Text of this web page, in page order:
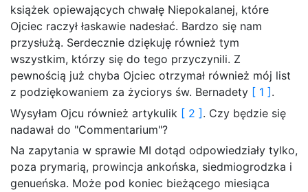
książek opiewających chwałę Niepokalanej, które
Ojciec raczył łaskawie nadesłać. Bardzo się nam
przysłużą. Serdecznie dziękuję również tym
wszystkim, którzy się do tego przyczynili. Z
pewnością już chyba Ojciec otrzymał również mój list
z podziękowaniem za życiorys św. Bernadety [ 1 ] .
Wysyłam Ojcu również artykulik [ 2 ]. Czy będzie się
nadawał do "Commentarium"?
Na zapytania w sprawie MI dotąd odpowiedziały tylko,
poza prymarią, prowincja ankońska, siedmiogrodzka i
genueńska. Może pod koniec bieżącego miesiąca